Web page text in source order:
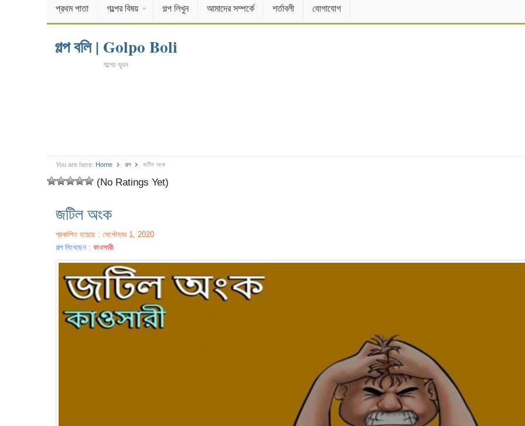
প্রথম পাতা গল্পের বিষয় গল্প লিখুন আমাদের সম্পর্কে শর্তাবলী যোগাযোগ
গল্প বলি | Golpo Boli
গল্পের ভুবন
You are here: Home গল্প জটিল অংক
(No Ratings Yet)
জটিল অংক
প্রকাশিত হয়েছে : সেপ্টেম্বর 1, 2020
গল্প লিখেছেন : কাওসারী